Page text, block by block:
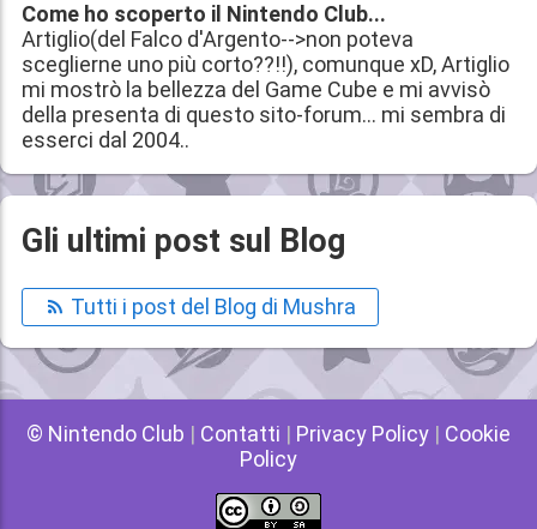
Come ho scoperto il Nintendo Club...
Artiglio(del Falco d'Argento-->non poteva
sceglierne uno più corto??!!), comunque xD, Artiglio
mi mostrò la bellezza del Game Cube e mi avvisò
della presenta di questo sito-forum... mi sembra di
esserci dal 2004..
Gli ultimi post sul Blog
Tutti i post del Blog di Mushra
© Nintendo Club | Contatti | Privacy Policy | Cookie
Policy